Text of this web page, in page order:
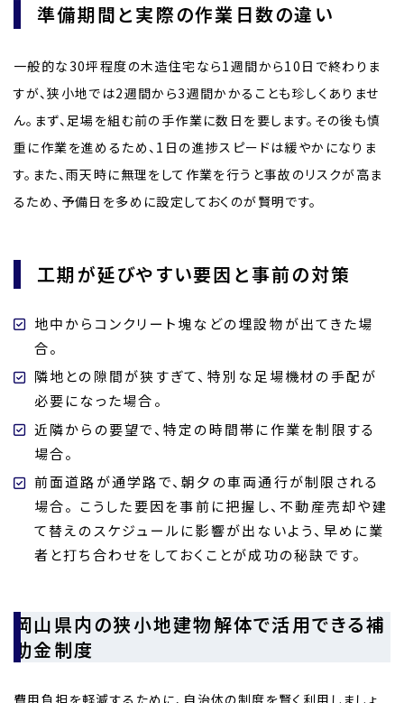
準備期間と実際の作業日数の違い
一般的な30坪程度の木造住宅なら1週間から10日で終わりま
すが、狭小地では2週間から3週間かかることも珍しくありませ
ん。まず、足場を組む前の手作業に数日を要します。その後も慎
重に作業を進めるため、1日の進捗スピードは緩やかになりま
す。また、雨天時に無理をして作業を行うと事故のリスクが高ま
るため、予備日を多めに設定しておくのが賢明です。
工期が延びやすい要因と事前の対策
地中からコンクリート塊などの埋設物が出てきた場
合。
隣地との隙間が狭すぎて、特別な足場機材の手配が
必要になった場合。
近隣からの要望で、特定の時間帯に作業を制限する
場合。
前面道路が通学路で、朝夕の車両通行が制限される
場合。 こうした要因を事前に把握し、不動産売却や建
て替えのスケジュールに影響が出ないよう、早めに業
者と打ち合わせをしておくことが成功の秘訣です。
岡山県内の狭小地建物解体で活用できる補
助金制度
費用負担を軽減するために、自治体の制度を賢く利用しましょ